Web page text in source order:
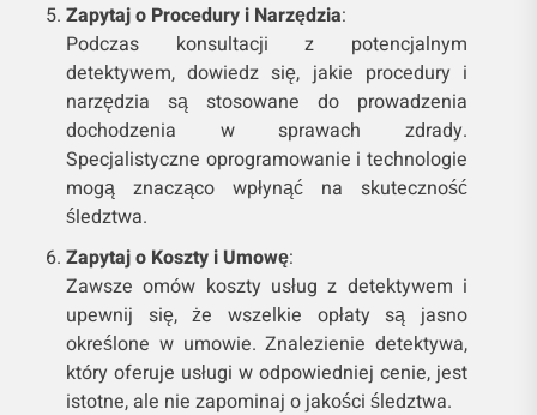
Zapytaj o Procedury i Narzędzia:
Podczas konsultacji z potencjalnym
detektywem, dowiedz się, jakie procedury i
narzędzia są stosowane do prowadzenia
dochodzenia w sprawach zdrady.
Specjalistyczne oprogramowanie i technologie
mogą znacząco wpłynąć na skuteczność
śledztwa.
Zapytaj o Koszty i Umowę:
Zawsze omów koszty usług z detektywem i
upewnij się, że wszelkie opłaty są jasno
określone w umowie. Znalezienie detektywa,
który oferuje usługi w odpowiedniej cenie, jest
istotne, ale nie zapominaj o jakości śledztwa.